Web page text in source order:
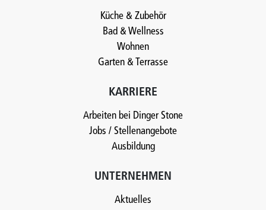
Küche & Zubehör
Bad & Wellness
Wohnen
Garten & Terrasse
KARRIERE
Arbeiten bei Dinger Stone
Jobs / Stellenangebote
Ausbildung
UNTERNEHMEN
Aktuelles